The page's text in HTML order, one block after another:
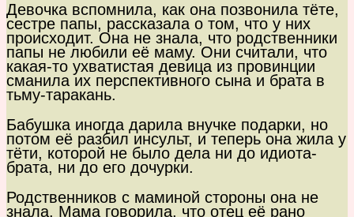
Девочка вспомнила, как она позвонила тёте,
сестре папы, рассказала о том, что у них
происходит. Она не знала, что родственники
папы не любили её маму. Они считали, что
какая-то ухватистая девица из провинции
сманила их перспективного сына и брата в
тьму-таракань.
Бабушка иногда дарила внучке подарки, но
потом её разбил инсульт, и теперь она жила у
тёти, которой не было дела ни до идиота-
брата, ни до его дочурки.
Родственников с маминой стороны она не
знала. Мама говорила, что отец её рано